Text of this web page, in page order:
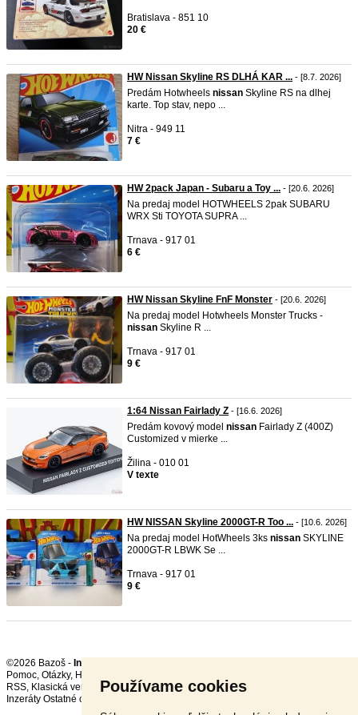
Používame cookies
Bratislava - 851 10
20 €
HW Nissan Skyline RS DLHÁ KAR ... - [8.7. 2026]
Predám Hotwheels nissan Skyline RS na dlhej
karte. Top stav, nepo ...
Nitra - 949 11
7 €
HW 2pack Japan - Subaru a Toy ... - [20.6. 2026]
Na predaj model HOTWHEELS 2pak SUBARU
WRX Sti TOYOTA SUPRA ...
Trnava - 917 01
6 €
HW Nissan Skyline FnF Monster - [20.6. 2026]
Na predaj model Hotwheels Monster Trucks -
nissan Skyline R ...
Trnava - 917 01
9 €
1:64 Nissan Fairlady Z - [16.6. 2026]
Predám kovový model nissan Fairlady Z (400Z)
Customized v mierke ...
Žilina - 010 01
V texte
HW NISSAN Skyline 2000GT-R Too ... - [10.6. 2026]
Na predaj model HotWheels 3ks nissan SKYLINE
2000GT-R LBWK Se ...
Trnava - 917 01
9 €
©2026 Bazoš - Inzercia, bazár
Pomoc, Otázky, Hodnotenie
RSS,
Inzeráty Ostatné celkom: